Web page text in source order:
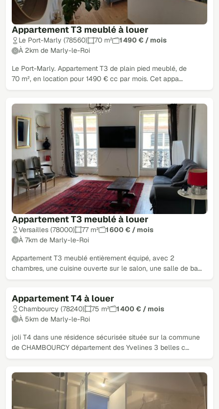
Appartement T3 meublé à louer
Le Port-Marly (78560) 70 m²
1 490 € / mois
À 2km de Marly-le-Roi
Le Port-Marly. Appartement T3 de plain pied meublé, de
70 m², en location pour 1490 € cc par mois. Cet appa…
Appartement T3 meublé à louer
Versailles (78000) 77 m²
1 600 € / mois
À 7km de Marly-le-Roi
Appartement T3 meublé entièrement équipé, avec 2
chambres, une cuisine ouverte sur le salon, une salle de ba…
Appartement T4 à louer
Chambourcy (78240) 75 m²
1 400 € / mois
À 5km de Marly-le-Roi
joli T4 dans une résidence sécurisée située sur la commune
de CHAMBOURCY département des Yvelines 3 belles c…